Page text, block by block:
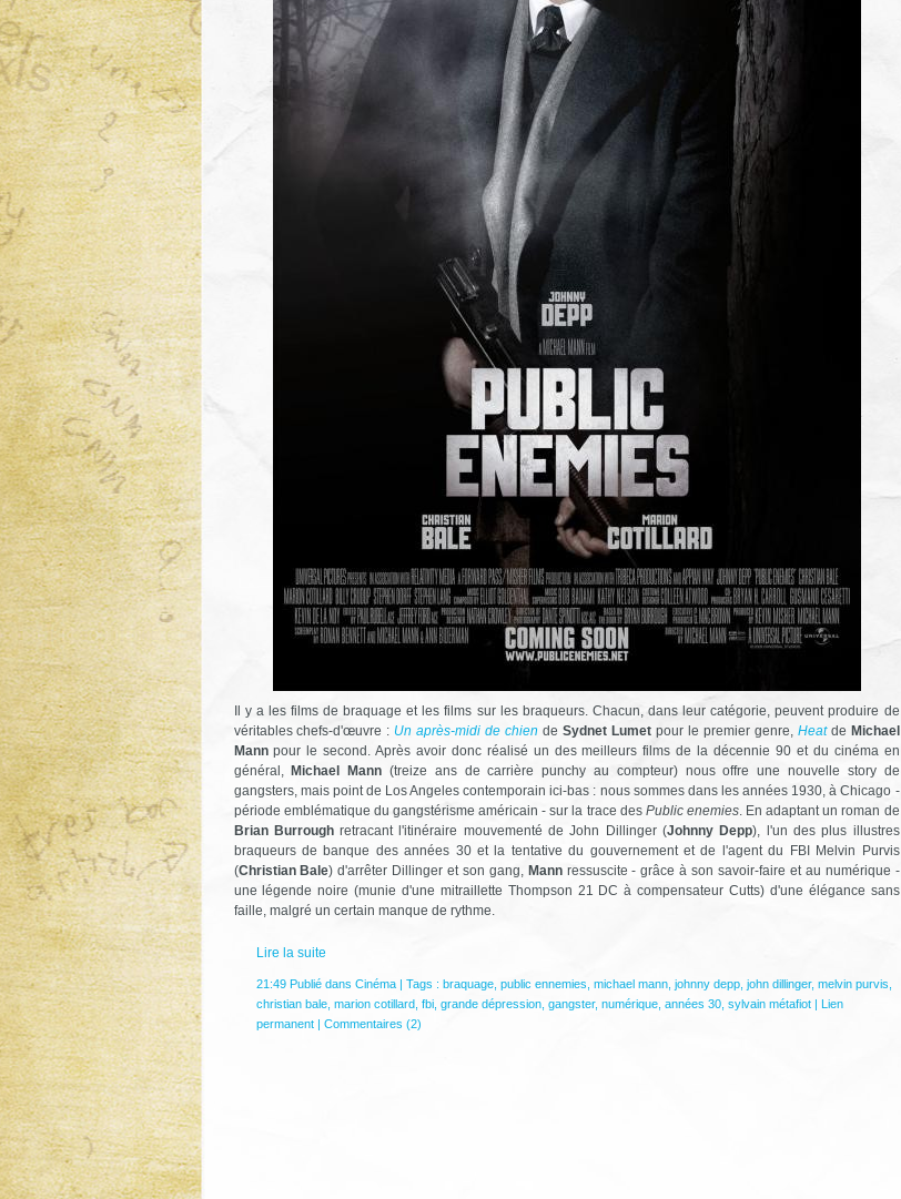
Il y a les films de braquage et les films sur les braqueurs. Chacun, dans leur catégorie, peuvent produire de
véritables chefs-d'œuvre : Un après-midi de chien de Sydnet Lumetpour le premier genre, Heatde Michael
Mannpour le second. Après avoir donc réalisé un des meilleurs films de la décennie 90 et du cinéma en
général,Michael Mann (treize ans de carrière punchy au compteur) nous offre une nouvelle story de
gangsters, mais point de Los Angeles contemporain ici-bas : nous sommes dans les années 1930, à Chicago -
période emblématique du gangstérisme américain - sur la trace des Public enemies. En adaptant un roman de
Brian Burroughretracant l'itinéraire mouvementé de John Dillinger (Johnny Depp), l'un des plus illustres
braqueurs de banque des années 30 et la tentative du gouvernement et de l'agent du FBI Melvin Purvis
(Christian Bale) d'arrêter Dillinger et son gang, Mannressuscite - grâce à son savoir-faire et au numérique -
une légende noire (munie d'une mitraillette Thompson 21 DC à compensateur Cutts) d'une élégance sans
faille, malgré un certain manque de rythme.
Lire la suite
21:49 Publié dans Cinéma| Tags : braquage, public ennemies michael mann, johnny depp, john dillinger, melvin purvis
christian bale, marion cotillard, fbi, grande dépression, gangster, numérique, années 30, sylvain métafiot| Lien
permanent| Commentaires (2)